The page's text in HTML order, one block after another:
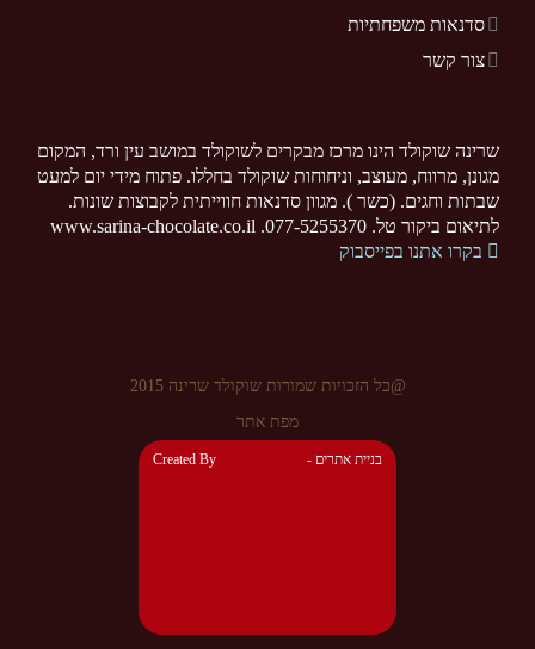
סדנאות משפחתיות
צור קשר
שרינה שוקולד הינו מרכז מבקרים לשוקולד במושב עין ורד, המקום
מגונן, מרווח, מעוצב, וניחוחות שוקולד בחללו. פתוח מידי יום למעט
שבתות וחגים. (כשר ). מגוון סדנאות חווייתית לקבוצות שונות.
לתיאום ביקור טל. 077-5255370. www.sarina-chocolate.co.il
בקרו אתנו בפייסבוק
@כל הזכויות שמורות שוקולד שרינה 2015
מפת אתר
Created By - בניית אתרים